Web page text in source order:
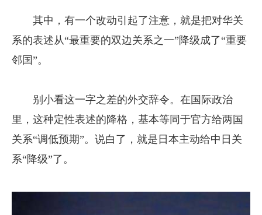
其中，有一个改动引起了注意，就是把对华关
系的表述从“最重要的双边关系之一”降级成了“重要
邻国”。
别小看这一字之差的外交辞令。在国际政治
里，这种定性表述的降格，基本等同于官方给两国
关系“调低预期”。说白了，就是日本主动给中日关
系“降级”了。